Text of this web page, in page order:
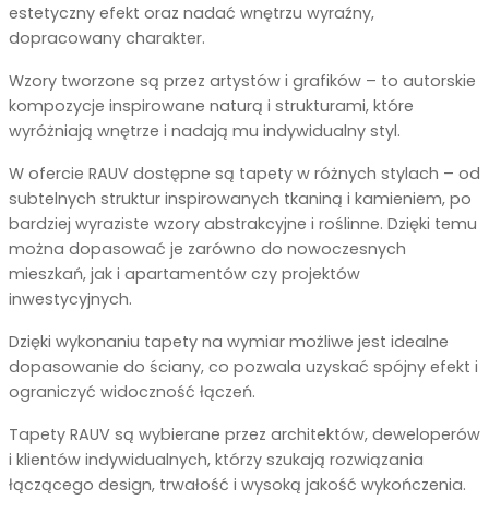
estetyczny efekt oraz nadać wnętrzu wyraźny,
dopracowany charakter.
Wzory tworzone są przez artystów i grafików – to autorskie
kompozycje inspirowane naturą i strukturami, które
wyróżniają wnętrze i nadają mu indywidualny styl.
W ofercie RAUV dostępne są tapety w różnych stylach – od
subtelnych struktur inspirowanych tkaniną i kamieniem, po
bardziej wyraziste wzory abstrakcyjne i roślinne. Dzięki temu
można dopasować je zarówno do nowoczesnych
mieszkań, jak i apartamentów czy projektów
inwestycyjnych.
Dzięki wykonaniu tapety na wymiar możliwe jest idealne
dopasowanie do ściany, co pozwala uzyskać spójny efekt i
ograniczyć widoczność łączeń.
Tapety RAUV są wybierane przez architektów, deweloperów
i klientów indywidualnych, którzy szukają rozwiązania
łączącego design, trwałość i wysoką jakość wykończenia.